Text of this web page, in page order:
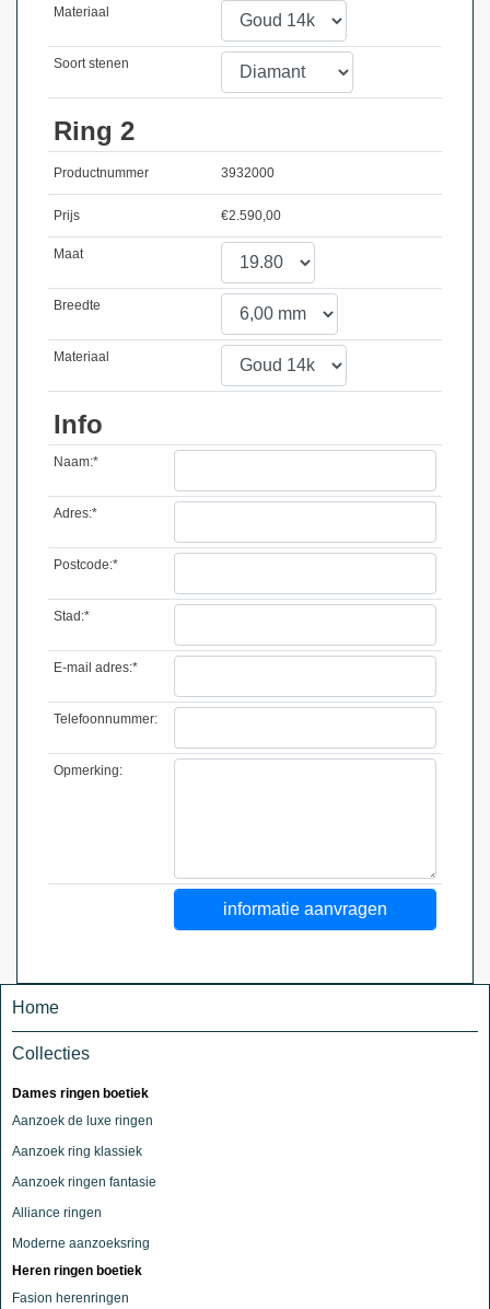
Materiaal
Soort stenen
Ring 2
Productnummer 3932000
Prijs €2.590,00
Maat
Breedte
Materiaal
Info
Naam:*
Adres:*
Postcode:*
Stad:*
E-mail adres:*
Telefoonnummer:
Opmerking:
Home
Collecties
Dames ringen boetiek
Aanzoek de luxe ringen
Aanzoek ring klassiek
Aanzoek ringen fantasie
Alliance ringen
Moderne aanzoeksring
Heren ringen boetiek
Fasion herenringen